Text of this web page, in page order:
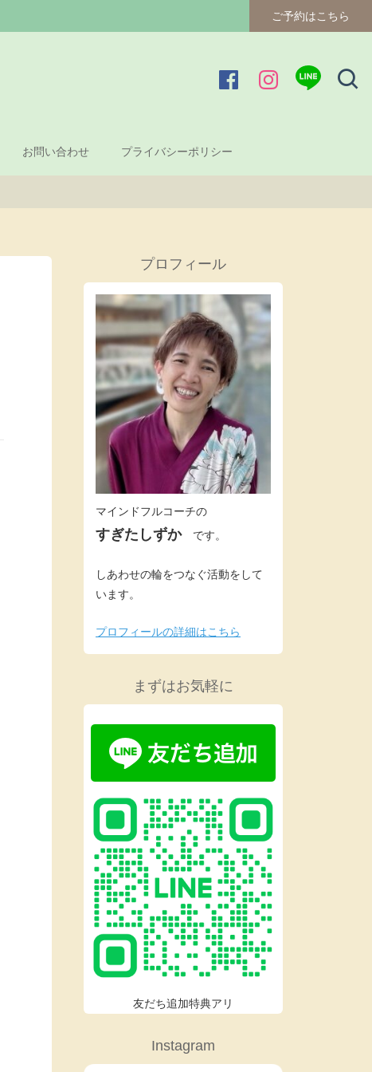
ご予約はこちら
お問い合わせ プライバシーポリシー
プロフィール
マインドフルコーチの
すぎたしずか です。
しあわせの輪をつなぐ活動をして
います。
プロフィールの詳細はこちら
まずはお気軽に
友だち追加特典アリ
Instagram